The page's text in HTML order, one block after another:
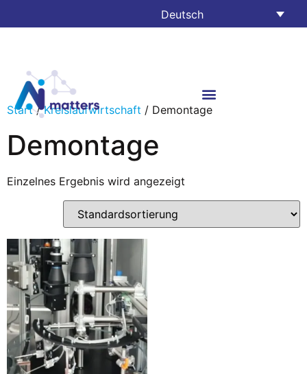
Deutsch
Start/Kreislaufwirtschaft / Demontage
Demontage
Einzelnes Ergebnis wird angezeigt